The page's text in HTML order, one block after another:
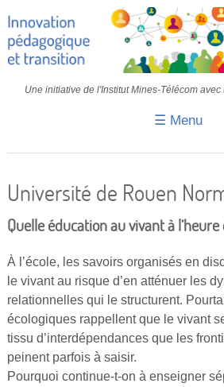
Une initiative de l'Institut Mines-Télécom avec
☰ Menu
IMT
Colloques
Vidéos
Université de Rouen
Quelle éducation au vivant à
À l’école, les savoirs organisés en
le vivant au risque d’en atténuer les
relationnelles qui le structurent.
écologiques rappellent que le vivant
tissu d’interdépendances que les
peinent parfois à saisir.
Pourquoi continue-t-on à enseigner